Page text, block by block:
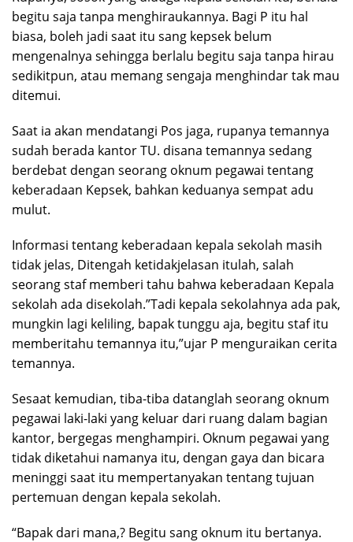
begitu saja tanpa menghiraukannya. Bagi P itu hal
biasa, boleh jadi saat itu sang kepsek belum
mengenalnya sehingga berlalu begitu saja tanpa hirau
sedikitpun, atau memang sengaja menghindar tak mau
ditemui.
Saat ia akan mendatangi Pos jaga, rupanya temannya
sudah berada kantor TU. disana temannya sedang
berdebat dengan seorang oknum pegawai tentang
keberadaan Kepsek, bahkan keduanya sempat adu
mulut.
Informasi tentang keberadaan kepala sekolah masih
tidak jelas, Ditengah ketidakjelasan itulah, salah
seorang staf memberi tahu bahwa keberadaan Kepala
sekolah ada disekolah.”Tadi kepala sekolahnya ada pak,
mungkin lagi keliling, bapak tunggu aja, begitu staf itu
memberitahu temannya itu,”ujar P menguraikan cerita
temannya.
Sesaat kemudian, tiba-tiba datanglah seorang oknum
pegawai laki-laki yang keluar dari ruang dalam bagian
kantor, bergegas menghampiri. Oknum pegawai yang
tidak diketahui namanya itu, dengan gaya dan bicara
meninggi saat itu mempertanyakan tentang tujuan
pertemuan dengan kepala sekolah.
“Bapak dari mana,? Begitu sang oknum itu bertanya.